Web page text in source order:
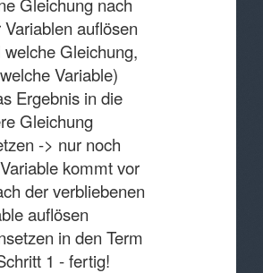
Variablen auflösen
welche Gleichung,
Variable)
Ergebnis in die
Gleichung
-> nur noch
kommt vor
der verbliebenen
auflösen
in den Term
1 - fertig!